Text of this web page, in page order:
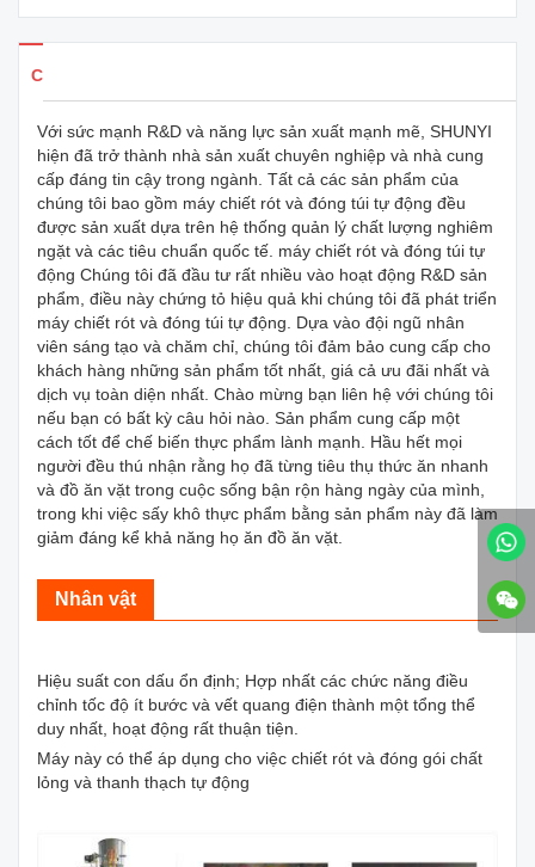
Chi tiết sản phẩm
Với sức mạnh R&D và năng lực sản xuất mạnh mẽ, SHUNYI
hiện đã trở thành nhà sản xuất chuyên nghiệp và nhà cung
cấp đáng tin cậy trong ngành. Tất cả các sản phẩm của
chúng tôi bao gồm máy chiết rót và đóng túi tự động đều
được sản xuất dựa trên hệ thống quản lý chất lượng nghiêm
ngặt và các tiêu chuẩn quốc tế. máy chiết rót và đóng túi tự
động Chúng tôi đã đầu tư rất nhiều vào hoạt động R&D sản
phẩm, điều này chứng tỏ hiệu quả khi chúng tôi đã phát triển
máy chiết rót và đóng túi tự động. Dựa vào đội ngũ nhân
viên sáng tạo và chăm chỉ, chúng tôi đảm bảo cung cấp cho
khách hàng những sản phẩm tốt nhất, giá cả ưu đãi nhất và
dịch vụ toàn diện nhất. Chào mừng bạn liên hệ với chúng tôi
nếu bạn có bất kỳ câu hỏi nào. Sản phẩm cung cấp một
cách tốt để chế biến thực phẩm lành mạnh. Hầu hết mọi
người đều thú nhận rằng họ đã từng tiêu thụ thức ăn nhanh
và đồ ăn vặt trong cuộc sống bận rộn hàng ngày của mình,
trong khi việc sấy khô thực phẩm bằng sản phẩm này đã làm
giảm đáng kể khả năng họ ăn đồ ăn vặt.
Nhân vật
Hiệu suất con dấu ổn định; Hợp nhất các chức năng điều
chỉnh tốc độ ít bước và vết quang điện thành một tổng thể
duy nhất, hoạt động rất thuận tiện.
Máy này có thể áp dụng cho việc chiết rót và đóng gói chất
lỏng và thanh thạch tự động